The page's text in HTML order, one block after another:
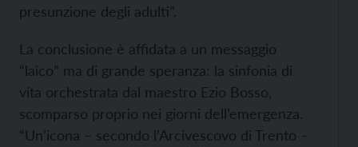
presunzione degli adulti”.
La conclusione è affidata a un messaggio
“laico” ma di grande speranza: la sinfonia di
vita orchestrata dal maestro Ezio Bosso,
scomparso proprio nei giorni dell’emergenza.
“Un’icona – secondo l’Arcivescovo di Trento –